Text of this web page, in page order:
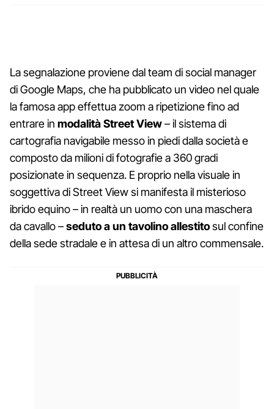
La segnalazione proviene dal team di social manager
di Google Maps, che ha pubblicato un video nel quale
la famosa app effettua zoom a ripetizione fino ad
entrare in modalità Street View– il sistema di
cartografia navigabile messo in piedi dalla società e
composto da milioni di fotografie a 360 gradi
posizionate in sequenza. E proprio nella visuale in
soggettiva di Street View si manifesta il misterioso
ibrido equino – in realtà un uomo con una maschera
da cavallo –seduto a un tavolino allestitosul confine
della sede stradale e in attesa di un altro commensale.